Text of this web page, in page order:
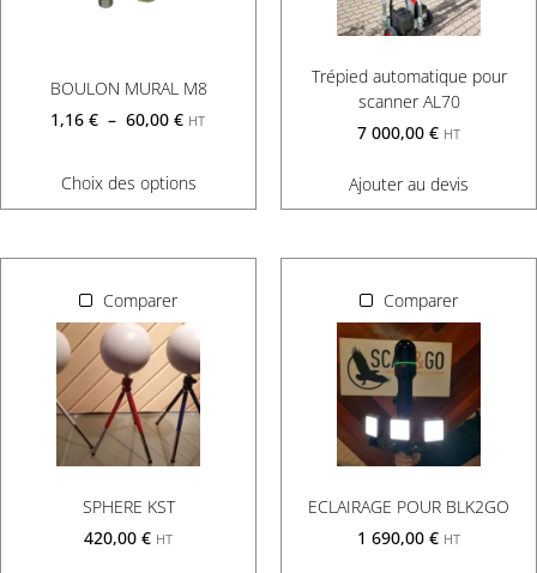
BOULON MURAL M8
1,16€ – 60,00€ HT
Choix des options
Trépied automatique pour
scanner AL70
7 000,00 € HT
Ajouter au devis
Comparer
SPHERE KST
420,00 € HT
Comparer
ECLAIRAGE POUR BLK2GO
1 690,00 € HT